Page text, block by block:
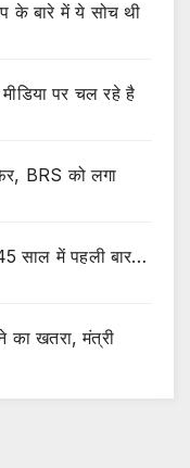
के बारे में ये सोच थी
पर चल रहे है
BRS को लगा
साल में पहली बार…
खतरा, मंत्री